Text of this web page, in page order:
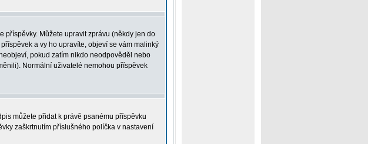
příspěvky. Můžete upravit zprávu (někdy jen do
a vy ho upravíte, objeví se vám malinký
pokud zatím nikdo neodpověděl nebo
Normální uživatelé nemohou příspěvek
můžete přidat k právě psanému příspěvku
zaškrtnutím příslušného políčka v nastavení